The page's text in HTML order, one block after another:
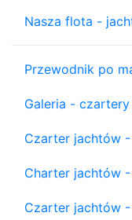
Nasza flota -
Przewodnik po
Galeria - czartery
Czarter jachtów
Charter jachtów
Czarter jachtów -